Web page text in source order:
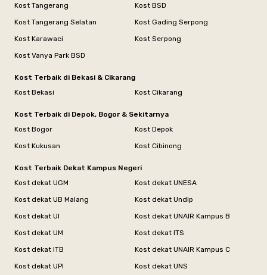
Kost Tangerang
Kost BSD
Kost Tangerang Selatan
Kost Gading Serpong
Kost Karawaci
Kost Serpong
Kost Vanya Park BSD
Kost Terbaik di Bekasi & Cikarang
Kost Bekasi
Kost Cikarang
Kost Terbaik di Depok, Bogor & Sekitarnya
Kost Bogor
Kost Depok
Kost Kukusan
Kost Cibinong
Kost Terbaik Dekat Kampus Negeri
Kost dekat UGM
Kost dekat UNESA
Kost dekat UB Malang
Kost dekat Undip
Kost dekat UI
Kost dekat UNAIR Kampus B
Kost dekat UM
Kost dekat ITS
Kost dekat ITB
Kost dekat UNAIR Kampus C
Kost dekat UPI
Kost dekat UNS